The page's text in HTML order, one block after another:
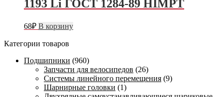
1193 Li ГОСТ 1284-89 HIMPT
68₽ В корзину
Категории товаров
Подшипники (960)
Запчасти для велосипедов (26)
Системы линейного перемещения (9)
Шарнирные головки (1)